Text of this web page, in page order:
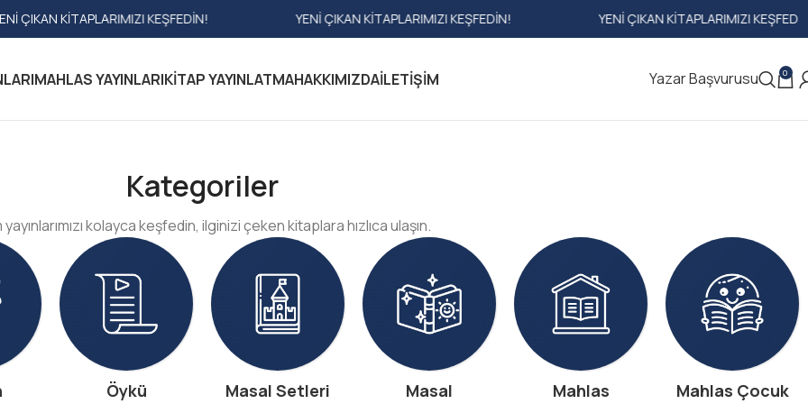
YENI ÇIKAN KITAPLARIMIZI KEŞFEDIN! YENI ÇIKAN KITAPLARIMIZI KEŞFEDIN! YENI ÇIKAN KITAPLARIMIZI
MAHLAS YAYINLARIKITAP YAYINLATMAHAKKIMIZDAİLETIŞIM Yazar Başvurusu 0
Kategoriler
yayınlarımızı kolayca keşfedin, ilginizi çeken kitaplara hızlıca ulaşın.
Öykü Masal Setleri Masal
Mahlas
Mahlas Çocuk